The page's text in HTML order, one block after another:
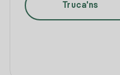
Truca'ns